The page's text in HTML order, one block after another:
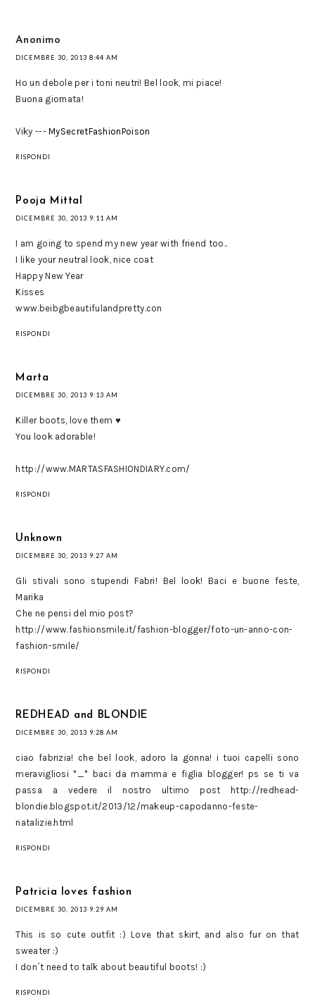
Anonimo
DICEMBRE 30, 2013 8:44 AM
Ho un debole per i toni neutri! Bel look, mi piace!
Buona giornata!
Viky ---MySecretFashionPoison
RISPONDI
Pooja Mittal
DICEMBRE 30, 2013 9:11 AM
I am going to spend my new year with friend too..
I like your neutral look, nice coat
Happy New Year
Kisses
www.beibgbeautifulandpretty.con
RISPONDI
Marta
DICEMBRE 30, 2013 9:13 AM
Killer boots, love them ♥
You look adorable!
http://www.MARTASFASHIONDIARY.com/
RISPONDI
Unknown
DICEMBRE 30, 2013 9:27 AM
Gli stivali sono stupendi Fabri! Bel look! Baci e buone feste,
Marika
Che ne pensi del mio post?
http://www.fashionsmile.it/fashion-blogger/foto-un-anno-con-
fashion-smile/
RISPONDI
REDHEAD and BLONDIE
DICEMBRE 30, 2013 9:28 AM
ciao fabrizia! che bel look, adoro la gonna! i tuoi capelli sono
meravigliosi *_* baci da mamma e figlia blogger! ps se ti va
passa a vedere il nostro ultimo post http://redhead-
blondie.blogspot.it/2013/12/makeup-capodanno-feste-
natalizie.html
RISPONDI
Patricia loves fashion
DICEMBRE 30, 2013 9:29 AM
This is so cute outfit :) Love that skirt, and also fur on that
sweater :)
I don´t need to talk about beautiful boots! :)
RISPONDI